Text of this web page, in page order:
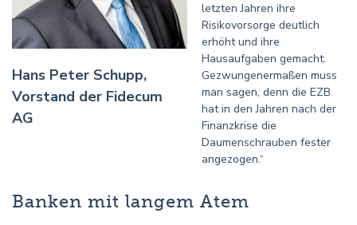
Hans Peter Schupp,
Vorstand der Fidecum
AG
letzten Jahren ihre
Risikovorsorge deutlich
erhöht und ihre
Hausaufgaben gemacht.
Gezwungenermaßen muss
man sagen, denn die EZB
hat in den Jahren nach der
Finanzkrise die
Daumenschrauben fester
angezogen.“
Banken mit langem Atem